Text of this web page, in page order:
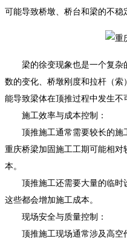
可能导致桥墩、桥台和梁的不稳
梁的徐变现象也是一个复杂
数的变化、桥墩刚度和拉杆（
能导致梁体在顶推过程中发生不
施工效率与成本控制：
顶推施工通常需要较长的施
重庆桥梁加固 施工工期可能相对
本。
顶推施工还需要大量的临时
这些都会增加施工成本。
现场安全与质量控制：
顶推施工现场通常涉及高空